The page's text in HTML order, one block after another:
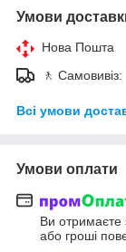
Умови
Нова Пошта
🚶 Самовивіз:
Всі умови
Умови оплати
Ви отримаєте
або гроші